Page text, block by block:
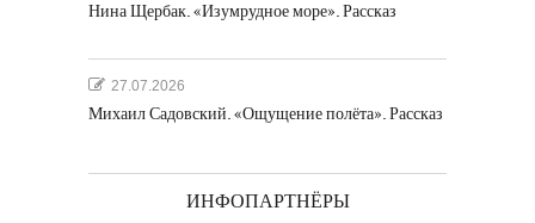
Нина Щербак. «Изумрудное море». Рассказ
27.07.2026
Михаил Садовский. «Ощущение полёта». Рассказ
ИНФОПАРТНЁРЫ